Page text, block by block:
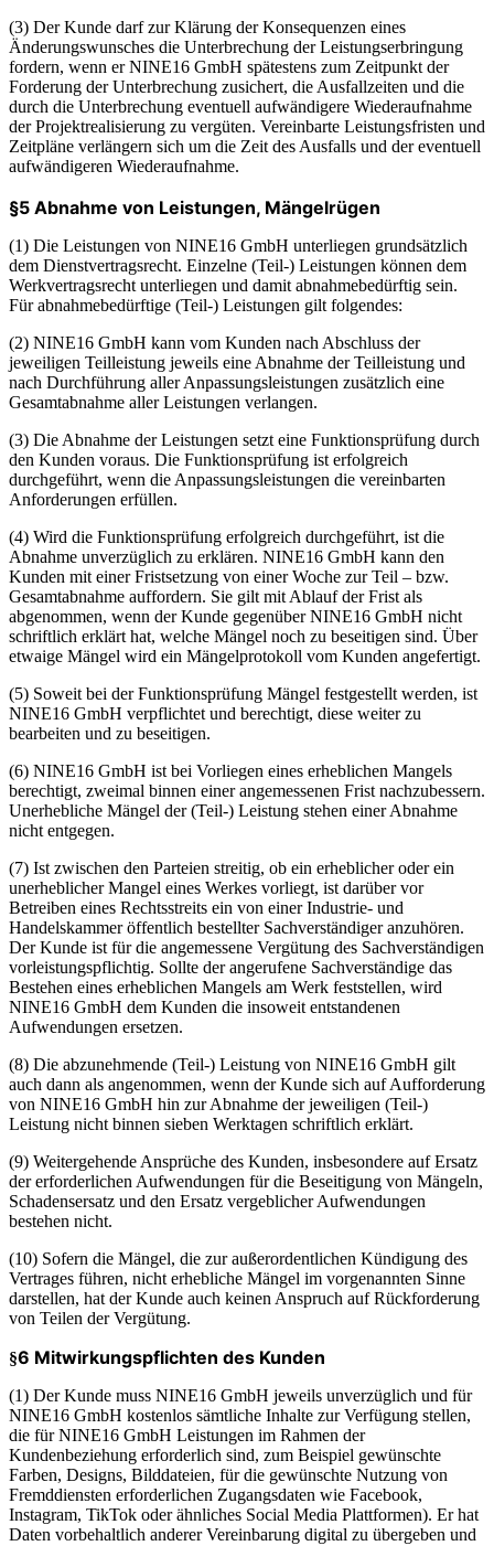
(3) Der Kunde darf zur Klärung der Konsequenzen eines
Änderungswunsches die Unterbrechung der Leistungserbringung
fordern, wenn er NINE16 GmbH spätestens zum Zeitpunkt der
Forderung der Unterbrechung zusichert, die Ausfallzeiten und die
durch die Unterbrechung eventuell aufwändigere Wiederaufnahme
der Projektrealisierung zu vergüten. Vereinbarte Leistungsfristen und
Zeitpläne verlängern sich um die Zeit des Ausfalls und der eventuell
aufwändigeren Wiederaufnahme.
§5 Abnahme von Leistungen, Mängelrügen
(1) Die Leistungen von NINE16 GmbH unterliegen grundsätzlich
dem Dienstvertragsrecht. Einzelne (Teil-) Leistungen können dem
Werkvertragsrecht unterliegen und damit abnahmebedürftig sein.
Für abnahmebedürftige (Teil-) Leistungen gilt folgendes:
(2) NINE16 GmbH kann vom Kunden nach Abschluss der
jeweiligen Teilleistung jeweils eine Abnahme der Teilleistung und
nach Durchführung aller Anpassungsleistungen zusätzlich eine
Gesamtabnahme aller Leistungen verlangen.
(3) Die Abnahme der Leistungen setzt eine Funktionsprüfung durch
den Kunden voraus. Die Funktionsprüfung ist erfolgreich
durchgeführt, wenn die Anpassungsleistungen die vereinbarten
Anforderungen erfüllen.
(4) Wird die Funktionsprüfung erfolgreich durchgeführt, ist die
Abnahme unverzüglich zu erklären. NINE16 GmbH kann den
Kunden mit einer Fristsetzung von einer Woche zur Teil – bzw.
Gesamtabnahme auffordern. Sie gilt mit Ablauf der Frist als
abgenommen, wenn der Kunde gegenüber NINE16 GmbH nicht
schriftlich erklärt hat, welche Mängel noch zu beseitigen sind. Über
etwaige Mängel wird ein Mängelprotokoll vom Kunden angefertigt.
(5) Soweit bei der Funktionsprüfung Mängel festgestellt werden, ist
NINE16 GmbH verpflichtet und berechtigt, diese weiter zu
bearbeiten und zu beseitigen.
(6) NINE16 GmbH ist bei Vorliegen eines erheblichen Mangels
berechtigt, zweimal binnen einer angemessenen Frist nachzubessern.
Unerhebliche Mängel der (Teil-) Leistung stehen einer Abnahme
nicht entgegen.
(7) Ist zwischen den Parteien streitig, ob ein erheblicher oder ein
unerheblicher Mangel eines Werkes vorliegt, ist darüber vor
Betreiben eines Rechtsstreits ein von einer Industrie- und
Handelskammer öffentlich bestellter Sachverständiger anzuhören.
Der Kunde ist für die angemessene Vergütung des Sachverständigen
vorleistungspflichtig. Sollte der angerufene Sachverständige das
Bestehen eines erheblichen Mangels am Werk feststellen, wird
NINE16 GmbH dem Kunden die insoweit entstandenen
Aufwendungen ersetzen.
(8) Die abzunehmende (Teil-) Leistung von NINE16 GmbH gilt
auch dann als angenommen, wenn der Kunde sich auf Aufforderung
von NINE16 GmbH hin zur Abnahme der jeweiligen (Teil-)
Leistung nicht binnen sieben Werktagen schriftlich erklärt.
(9) Weitergehende Ansprüche des Kunden, insbesondere auf Ersatz
der erforderlichen Aufwendungen für die Beseitigung von Mängeln,
Schadensersatz und den Ersatz vergeblicher Aufwendungen
bestehen nicht.
(10) Sofern die Mängel, die zur außerordentlichen Kündigung des
Vertrages führen, nicht erhebliche Mängel im vorgenannten Sinne
darstellen, hat der Kunde auch keinen Anspruch auf Rückforderung
von Teilen der Vergütung.
§6 Mitwirkungspflichten des Kunden
(1) Der Kunde muss NINE16 GmbH jeweils unverzüglich und für
NINE16 GmbH kostenlos sämtliche Inhalte zur Verfügung stellen,
die für NINE16 GmbH Leistungen im Rahmen der
Kundenbeziehung erforderlich sind, zum Beispiel gewünschte
Farben, Designs, Bilddateien, für die gewünschte Nutzung von
Fremddiensten erforderlichen Zugangsdaten wie Facebook,
Instagram, TikTok oder ähnliches Social Media Plattformen). Er hat
Daten vorbehaltlich anderer Vereinbarung digital zu übergeben und